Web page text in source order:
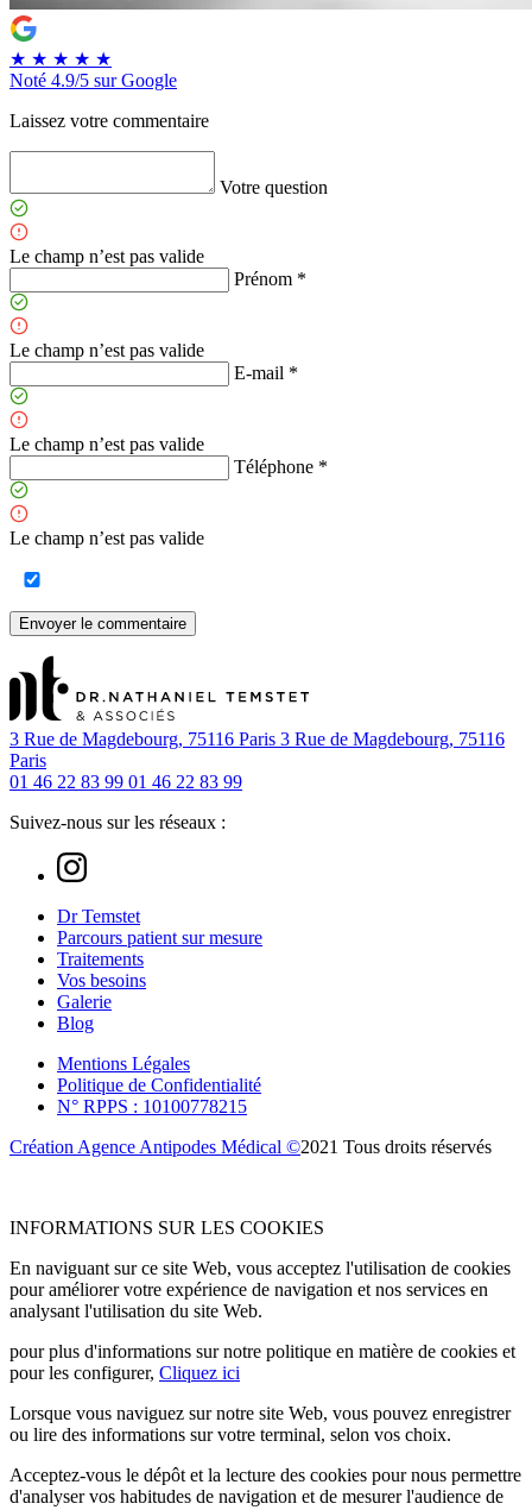
★ ★ ★ ★ ★
Noté 4.9/5 sur Google
Laissez votre commentaire
Votre question
Le champ n’est pas valide
Prénom *
Le champ n’est pas valide
E-mail *
Le champ n’est pas valide
Téléphone *
Le champ n’est pas valide
Envoyer le commentaire
3 Rue de Magdebourg, 75116 Paris 3 Rue de Magdebourg, 75116
Paris
01 46 22 83 99 01 46 22 83 99
Suivez-nous sur les réseaux :
Dr Temstet
Parcours patient sur mesure
Traitements
Vos besoins
Galerie
Blog
Mentions Légales
Politique de Confidentialité
N° RPPS : 10100778215
Création Agence Antipodes Médical ©2021 Tous droits réservés
INFORMATIONS SUR LES COOKIES
En naviguant sur ce site Web, vous acceptez l'utilisation de cookies
pour améliorer votre expérience de navigation et nos services en
analysant l'utilisation du site Web.
pour plus d'informations sur notre politique en matière de cookies et
pour les configurer, Cliquez ici
Lorsque vous naviguez sur notre site Web, vous pouvez enregistrer
ou lire des informations sur votre terminal, selon vos choix.
Acceptez-vous le dépôt et la lecture des cookies pour nous permettre
d'analyser vos habitudes de navigation et de mesurer l'audience de